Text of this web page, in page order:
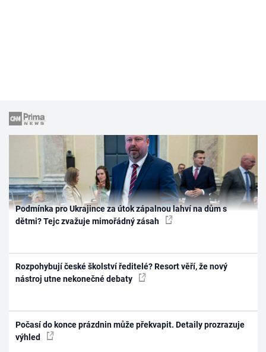
Podmínka pro Ukrajince za útok zápalnou lahví na dům s
dětmi? Tejc zvažuje mimořádný zásah
Rozpohybují české školství ředitelé? Resort věří, že nový
nástroj utne nekonečné debaty
Počasí do konce prázdnin může překvapit. Detaily prozrazuje
výhled